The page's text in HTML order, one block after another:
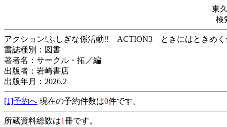
東
検
アクション!ふしぎな係活動!! ACTION3 とき
書誌種別：図書
著者名：サークル・拓／編
出版者：岩崎書店
出版年月：2026.2
[1]予約へ 現在の予約件数は0件です。
所蔵資料総数は1冊です。